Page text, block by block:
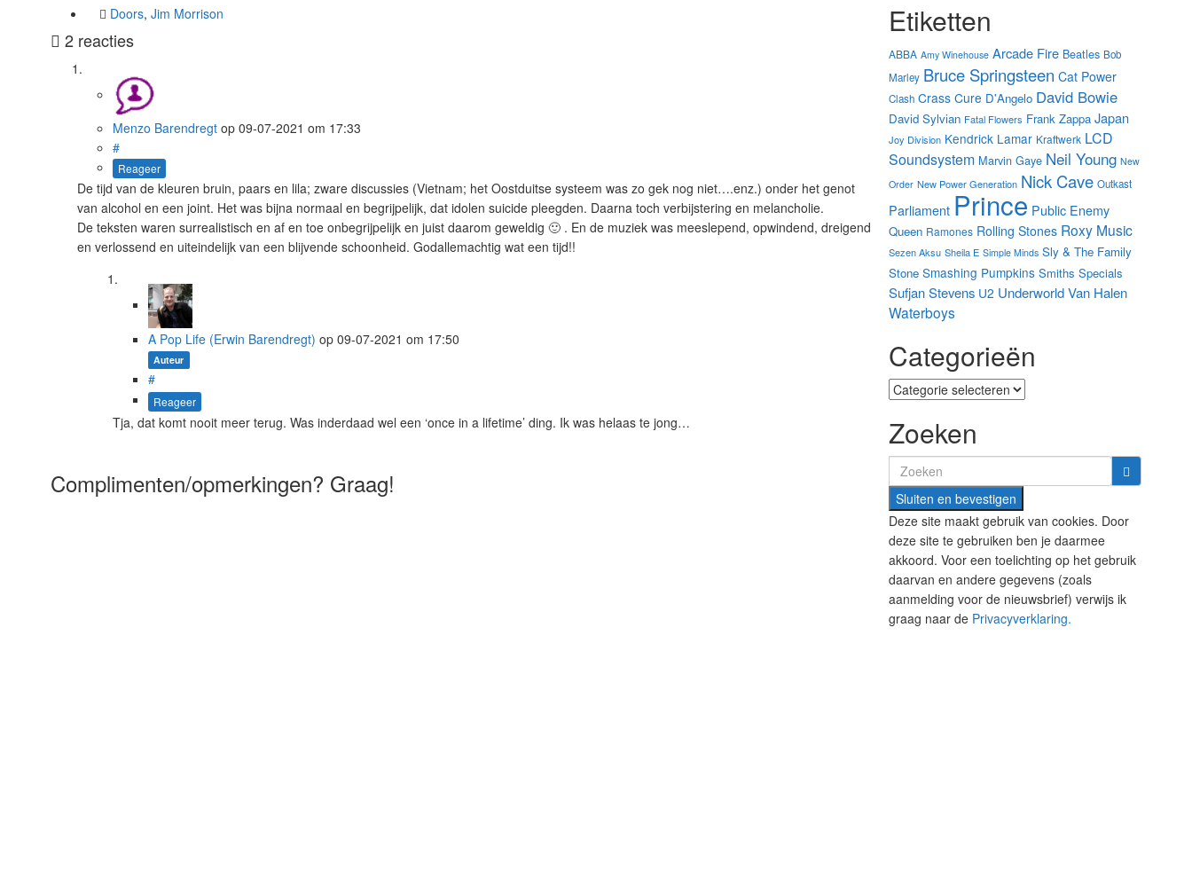
Doors, Jim Morrison
2 reacties
Menzo Barendregt op 09-07-2021 om 17:33
#
Reageer
De tijd van de kleuren bruin, paars en lila; zware discussies (Vietnam; het Oostduitse systeem was zo gek nog niet….enz.) onder het genot
van alcohol en een joint. Het was bijna normaal en begrijpelijk, dat idolen suicide pleegden. Daarna toch verbijstering en melancholie.
De teksten waren surrealistisch en af en toe onbegrijpelijk en juist daarom geweldig 🙂 . En de muziek was meeslepend, opwindend, dreigend
en verlossend en uiteindelijk van een blijvende schoonheid. Godallemachtig wat een tijd!!
A Pop Life (Erwin Barendregt) op 09-07-2021 om 17:50
Auteur
#
Reageer
Tja, dat komt nooit meer terug. Was inderdaad wel een ‘once in a lifetime’ ding. Ik was helaas te jong…
Complimenten/opmerkingen? Graag!
Etiketten
ABBA Amy Winehouse Arcade Fire Beatles Bob
Marley Bruce Springsteen Cat Power
Clash Crass Cure D'Angelo David Bowie
David Sylvian Fatal Flowers Frank Zappa Japan
Joy Division Kendrick Lamar Kraftwerk LCD
Soundsystem Marvin Gaye Neil Young New
Order New Power Generation Nick Cave Outkast
Parliament Prince Public Enemy
Queen Ramones Rolling Stones Roxy Music
Sezen Aksu Sheila E Simple Minds Sly & The Family
Stone Smashing Pumpkins Smiths Specials
Sufjan Stevens U2 UnderworldVan Halen
Waterboys
Categorieën
Categorieën
Zoeken
Search
for:
Deze site maakt gebruik van cookies. Door
deze site te gebruiken ben je daarmee
akkoord. Voor een toelichting op het gebruik
daarvan en andere gegevens (zoals
aanmelding voor de nieuwsbrief) verwijs ik
graag naar de Privacyverklaring.